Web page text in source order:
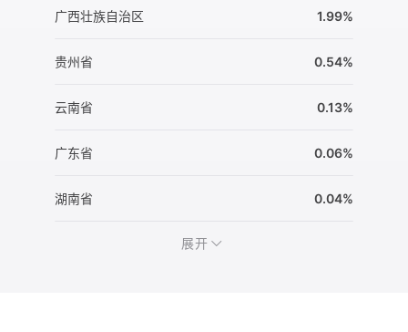
广西壮族自治区 1.99%
贵州省 0.54%
云南省 0.13%
广东省 0.06%
湖南省 0.04%
展开